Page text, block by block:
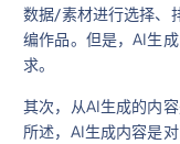
数据/素材进行选择、
编作品。但是，AI生
求。
其次，从AI生成的内
所述，AI生成内容是